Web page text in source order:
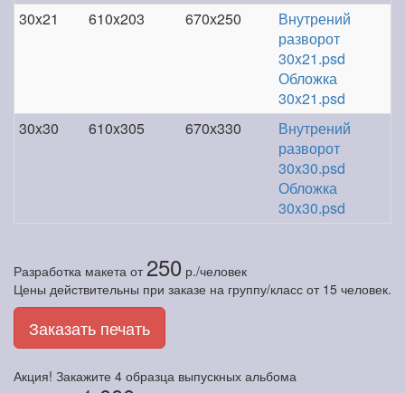
30x21
610x203 670х250
Внутрений
разворот
30x21.psd
Обложка
30x21.psd
30x30
610x305 670х330
Внутрений
разворот
30x30.psd
Обложка
30x30.psd
Разработка макета от 250 р./человек
Цены действительны при заказе на группу/класс от 15 человек.
Заказать печать
Акция! Закажите 4 образца выпускных альбома